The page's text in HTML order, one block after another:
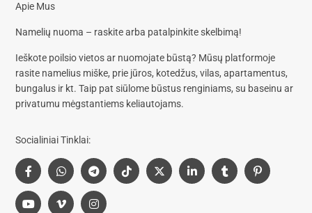
Apie Mus
Namelių nuoma – raskite arba patalpinkite skelbimą!
Ieškote poilsio vietos ar nuomojate būstą? Mūsų platformoje
rasite namelius miške, prie jūros, kotedžus, vilas, apartamentus,
bungalus ir kt. Taip pat siūlome būstus renginiams, su baseinu ar
privatumu mėgstantiems keliautojams.
Socialiniai Tinklai: